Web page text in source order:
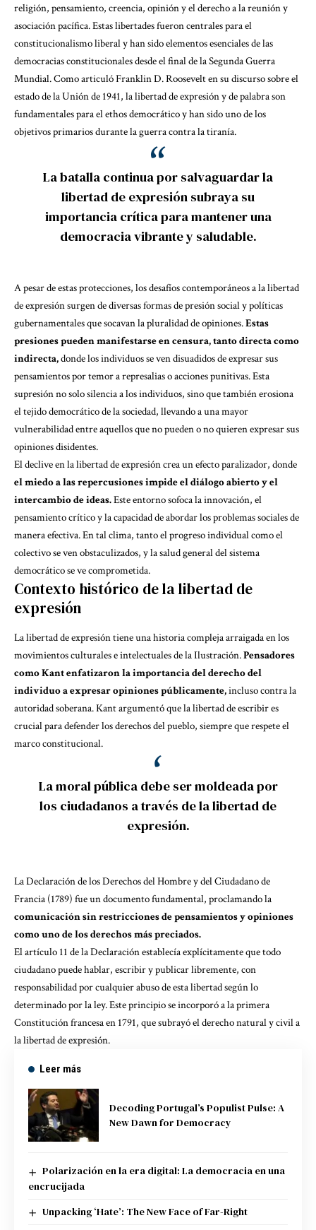
religión, pensamiento, creencia, opinión y el derecho a la reunión y
asociación pacífica. Estas libertades fueron centrales para el
constitucionalismo liberal y han sido elementos esenciales de las
democracias constitucionales desde el final de la Segunda Guerra
Mundial. Como articuló Franklin D. Roosevelt en su discurso sobre el
estado de la Unión de 1941, la libertad de expresión y de palabra son
fundamentales para el ethos democrático y han sido uno de los
objetivos primarios durante la guerra contra la tiranía.
La batalla continua por salvaguardar la
libertad de expresión subraya su
importancia crítica para mantener una
democracia vibrante y saludable.
A pesar de estas protecciones, los desafíos contemporáneos a la libertad
de expresión surgen de diversas formas de presión social y políticas
gubernamentales que socavan la pluralidad de opiniones.Estas
presiones pueden manifestarse en censura, tanto directa como
indirecta,donde los individuos se ven disuadidos de expresar sus
pensamientos por temor a represalias o acciones punitivas. Esta
supresión no solo silencia a los individuos, sino que también erosiona
el tejido democrático de la sociedad, llevando a una mayor
vulnerabilidad entre aquellos que no pueden o no quieren expresar sus
opiniones disidentes.
El declive en la libertad de expresión crea un efecto paralizador, donde
el miedo a las repercusiones impide el diálogo abierto y el
intercambio de ideas.Este entorno sofoca la innovación, el
pensamiento crítico y la capacidad de abordar los problemas sociales de
manera efectiva. En tal clima, tanto el progreso individual como el
colectivo se ven obstaculizados, y la salud general del sistema
democrático se ve comprometida.
Contexto histórico de la libertad de
expresión
La libertad de expresión tiene una historia compleja arraigada en los
movimientos culturales e intelectuales de la Ilustración.Pensadores
como Kant enfatizaron la importancia del derecho del
individuo a expresar opiniones públicamente,incluso contra la
autoridad soberana. Kant argumentó que la libertad de escribir es
crucial para defender los derechos del pueblo, siempre que respete el
marco constitucional.
La moral pública debe ser moldeada por
los ciudadanos a través de la libertad de
expresión.
La Declaración de los Derechos del Hombre y del Ciudadano de
Francia (1789) fue un documento fundamental, proclamando la
comunicación sin restricciones de pensamientos y opiniones
como uno de los derechos más preciados.
El artículo 11 de la Declaración establecía explícitamente que todo
ciudadano puede hablar, escribir y publicar libremente, con
responsabilidad por cualquier abuso de esta libertad según lo
determinado por la ley. Este principio se incorporó a la primera
Constitución francesa en 1791, que subrayó el derecho natural y civil a
la libertad de expresión.
Leer más
Decoding Portugal’s Populist Pulse: A
New Dawn for Democracy
Polarización en la era digital: La democracia en una
encrucijada
Unpacking ‘Hate’: The New Face of Far-Right